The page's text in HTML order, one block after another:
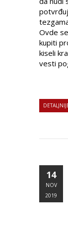
Ovde
kupiti
kiseli
vesti
14
NOV
2019